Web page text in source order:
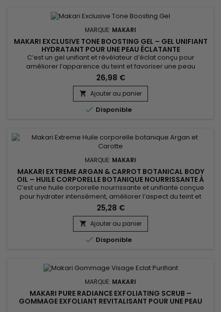
MARQUE: MAKARI
MAKARI EXCLUSIVE TONE BOOSTING GEL – GEL UNIFIANT
HYDRATANT POUR UNE PEAU ÉCLATANTE
C’est un gel unifiant et révélateur d’éclat conçu pour
améliorer l’apparence du teint et favoriser une peau
visiblement plus homogène. Makari Exclusive Tone Boosting
Gel associe le Licorice Root, le Mulberry Root Extract, la Carrot
Oil, l’Ascorbic Acid (Vitamine C) et le Citric Acid, des actifs
reconnus pour aider à réduire l’apparence des...
26,98 €
 Ajouter au panier
 Disponible
MARQUE: MAKARI
MAKARI EXTREME ARGAN & CARROT BOTANICAL BODY
OIL – HUILE CORPORELLE BOTANIQUE NOURRISSANTE À
L’ARGAN ET À LA CAROTTE
C’est une huile corporelle nourrissante et unifiante conçue
pour hydrater intensément, améliorer l’aspect du teint et
sublimer l’éclat naturel de la peau. Extreme Argan & Carrot
Botanical Body Oil associe l’huile de soja, l’huile d’amande
douce et l’huile d’argan pour nourrir, adoucir et renforcer la
barrière cutanée. Cette synergie aide à...
25,28 €
 Ajouter au panier
 Disponible
MARQUE: MAKARI
MAKARI PURE RADIANCE EXFOLIATING SCRUB –
GOMMAGE EXFOLIANT REVITALISANT POUR UNE PEAU